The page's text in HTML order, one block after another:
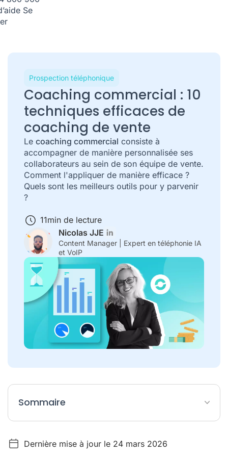
Se
Prospection téléphonique
Coaching commercial : 10
techniques efficaces de
coaching de vente
Le coaching commercial consiste à
accompagner de manière personnalisée ses
collaborateurs au sein de son équipe de vente.
Comment l'appliquer de manière efficace ?
Quels sont les meilleurs outils pour y parvenir
?
11min de lecture
Nicolas JJE
Content Manager | Expert en téléphonie IA
et VoIP
Sommaire
Les avantages du coaching vente
Dernière mise à jour le 24 mars 2026